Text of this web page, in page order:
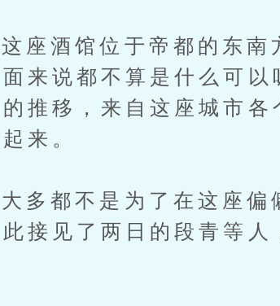
酒馆位于帝都的东南
来说都不算是什么可以
推移，来自这座城市各
来。
都不是为了在这座偏
接见了两日的段青等人